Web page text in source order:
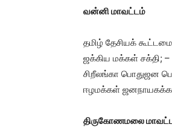
வன்னிமாவட்டம்
தமிழ் தேசியக்
ஜக்கிய மக்கள் சக்தி; –
சிறீலங்கா பொதுஜன
ஈழமக்கள்
திருகோணமலை